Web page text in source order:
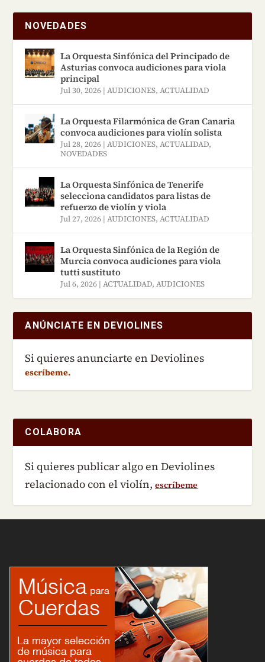
NOVEDADES
La Orquesta Sinfónica del Principado de
Asturias convoca audiciones para viola
principal
Jul 30, 2026 |AUDICIONES,ACTUALIDAD
La Orquesta Filarmónica de Gran Canaria
convoca audiciones para violín solista
Jul 28, 2026 |AUDICIONES,ACTUALIDAD,
NOVEDADES
La Orquesta Sinfónica de Tenerife
selecciona candidatos para listas de
refuerzo de violín y viola
Jul 27, 2026 |AUDICIONES,ACTUALIDAD
La Orquesta Sinfónica de la Región de
Murcia convoca audiciones para viola
tutti sustituto
Jul 6, 2026 |ACTUALIDAD,AUDICIONES
ANÚNCIATE EN DEVIOLINES
Si quieres anunciarte en Deviolines
escríbeme.
COLABORA
Si quieres publicar algo en Deviolines
relacionado con el violín,escríbeme